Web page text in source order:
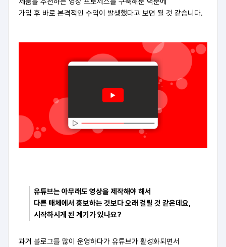
가입 후 바로 본격적인 수익이 발생했다고 보면 될 것 같습니다.
유튜브는 아무래도 영상을 제작해야 해서
다른 매체에서 홍보하는 것보다 오래 걸릴 것 같은데요,
시작하시게 된 계기가 있나요?
과거 블로그를 많이 운영하다가 유튜브가 활성화되면서